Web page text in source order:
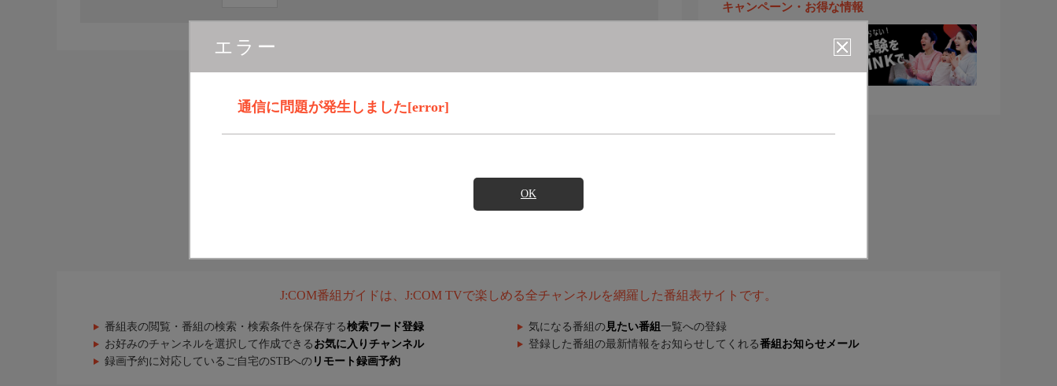
エラー
通信に問題が発生しました[error]
OK
キャンペーン・お得な情報
J:COM番組ガイドは、J:COM TVで楽しめる全チャンネルを網羅した番組表サイトです。
番組表の閲覧・番組の検索・検索条件を保存する検索ワード登録 気になる番組の 見たい番組 一覧への登録
お好みのチャンネルを選択して作成できる お気に入りチャンネル 登録した番組の最新情報をお知らせしてくれる番組お知らせメール
録画予約に対応しているご自宅のSTBへの リモート録画予約